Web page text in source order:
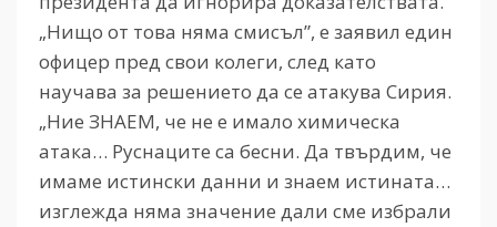
„Нищо от това няма смисъл”, е заявил един
офицер пред свои колеги, след като
научава за решението да се атакува Сирия.
„Ние ЗНАЕМ, че не е имало химическа
атака… Руснаците са бесни. Да твърдим, че
имаме истински данни и знаем истината…
изглежда няма значение дали сме избрали